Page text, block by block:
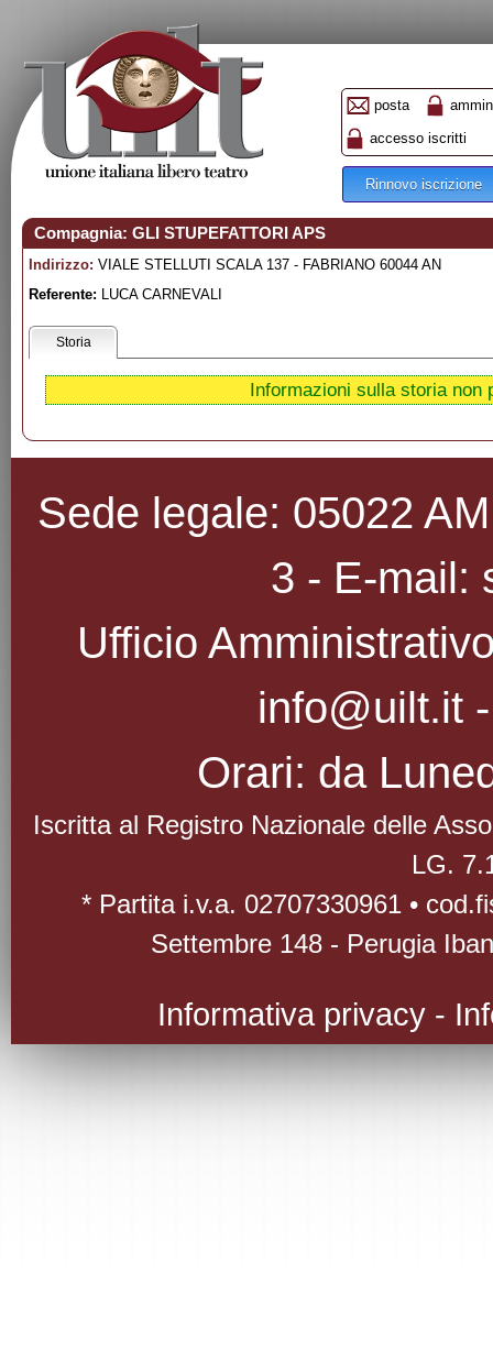
posta
accesso iscritti
Rinnovo iscrizione
Compagnia: GLI STUPEFATTORI APS
Indirizzo: VIALE STELLUTI SCALA 137 - FABRIANO 60044 AN
Referente: LUCA CARNEVALI
Storia
Informazioni sulla storia non
Sede legale: 05022
3 - E-mail:
Ufficio
info@uilt.it
Orari: da
Iscritta al Registro Nazionale delle
LG.
* Partita i.v.a. 02707330961 •
Settembre 148 - Perugia
Informativa privacy -